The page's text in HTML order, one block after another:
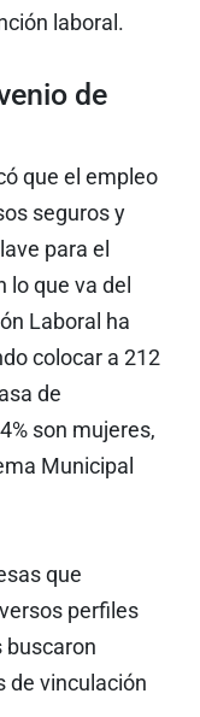
laboral.
de
que el empleo
seguros y
para el
lo que va del
Laboral ha
colocar a 212
de
son mujeres,
Municipal
que
perfiles
buscaron
de vinculación